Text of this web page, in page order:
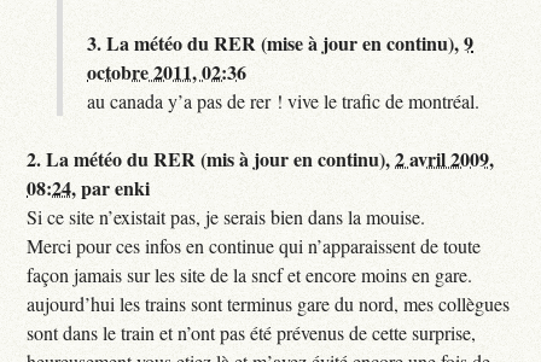
3.La météo du RER (mise à jour en continu),9
octobre 2011, 02:36
au canada y’a pas de rer ! vive le trafic de montréal.
2.La météo du RER (mis à jour en continu),2 avril 2009,
08:24,parenki
Si ce site n’existait pas, je serais bien dans la mouise.
Merci pour ces infos en continue qui n’apparaissent de toute
façon jamais sur les site de la sncf et encore moins en gare.
aujourd’hui les trains sont terminus gare du nord, mes collègues
sont dans le train et n’ont pas été prévenus de cette surprise,